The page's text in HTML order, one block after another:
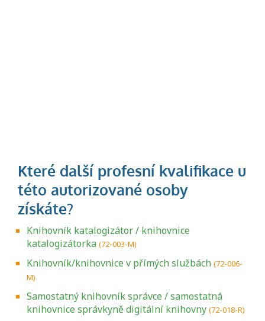
Knihovník katalogizátor / knihovnice
katalogizátorka (72-003-M)
Knihovník/knihovnice v přímých službách (72-006-
M)
Samostatný knihovník správce / samostatná
knihovnice správkyně digitální knihovny (72-018-R)
Projděte si seznam profesních kvalifikací.